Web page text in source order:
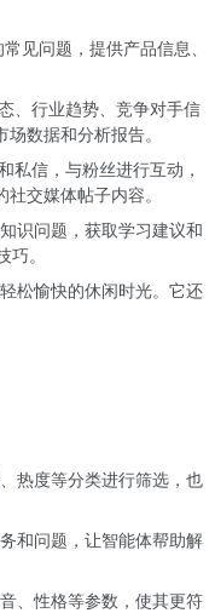
见问题，提供产品信息、
、行业趋势、竞争对手信
数据和分析报告。
私信，与粉丝进行互动，
交媒体帖子内容。
识问题，获取学习建议和
。
松愉快的休闲时光。它还
热度等分类进行筛选，也
和问题，让智能体帮助解
、性格等参数，使其更符